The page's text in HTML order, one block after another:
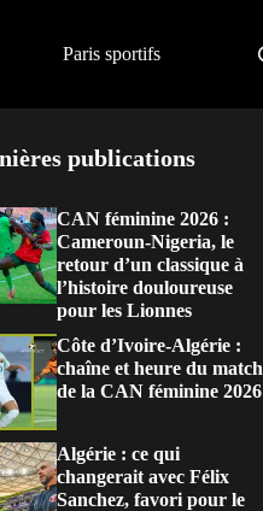
Paris sportifs
publications
CAN féminine 2026 :
Cameroun-Nigeria, le
retour d’un classique à
l’histoire douloureuse
pour les Lionnes
Côte d’Ivoire-Algérie :
chaîne et heure du match
de la CAN féminine 2026
Algérie : ce qui
changerait avec Félix
Sanchez, favori pour le